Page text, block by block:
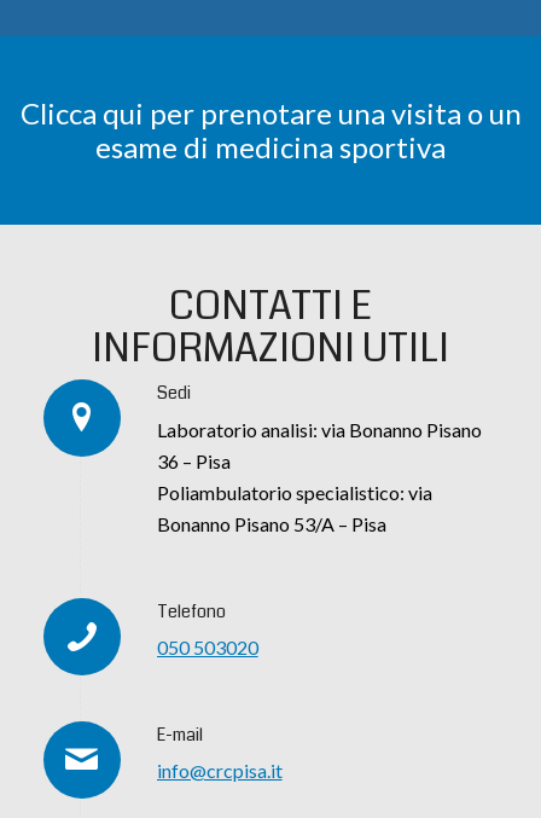
Clicca qui per prenotare una visita o un
esame di medicina sportiva
CONTATTI E
INFORMAZIONI UTILI
Sedi
Laboratorio analisi: via Bonanno Pisano
36 – Pisa
Poliambulatorio specialistico: via
Bonanno Pisano 53/A – Pisa
Telefono
050 503020
E-mail
info@crcpisa.it